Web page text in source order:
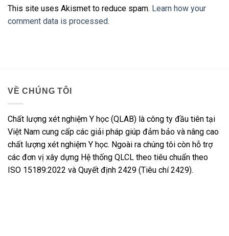
This site uses Akismet to reduce spam. Learn how your
comment data is processed.
VỀ CHÚNG TÔI
Chất lượng xét nghiệm Y học (QLAB) là công ty đầu tiên tại
Việt Nam cung cấp các giải pháp giúp đảm bảo và nâng cao
chất lượng xét nghiệm Y học. Ngoài ra chúng tôi còn hỗ trợ
các đơn vị xây dựng Hệ thống QLCL theo tiêu chuẩn theo
ISO 15189:2022 và Quyết định 2429 (Tiêu chí 2429).